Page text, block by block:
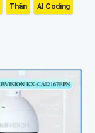
Thân AI Coding